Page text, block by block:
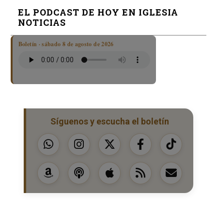
EL PODCAST DE HOY EN IGLESIA
NOTICIAS
Boletín · sábado 8 de agosto de 2026
Síguenos y escucha el boletín